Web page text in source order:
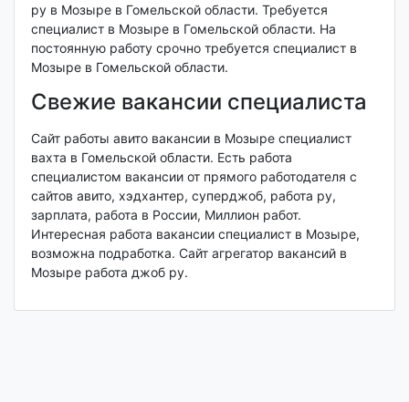
ру в Мозыре в Гомельской области. Требуется
специалист в Мозыре в Гомельской области. На
постоянную работу срочно требуется специалист в
Мозыре в Гомельской области.
Свежие вакансии специалиста
Сайт работы авито вакансии в Мозыре специалист
вахта в Гомельской области. Есть работа
специалистом вакансии от прямого работодателя с
сайтов авито, хэдхантер, суперджоб, работа ру,
зарплата, работа в России, Миллион работ.
Интересная работа вакансии специалист в Мозыре,
возможна подработка. Сайт агрегатор вакансий в
Мозыре работа джоб ру.